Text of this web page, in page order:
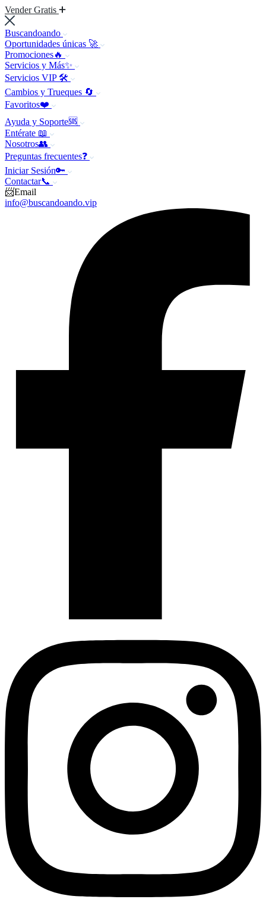
Vender Gratis
Buscandoando
Oportunidades únicas 🚀
Promociones🔥
Servicios y Más✨
Servicios VIP 🛠️
Cambios y Trueques 🔄
Favoritos❤️
Ayuda y Soporte🆘
Entérate 📖
Nosotros👥
Preguntas frecuentes❓
Iniciar Sesión🔑
Contactar📞
📨Email
info@buscandoando.vip